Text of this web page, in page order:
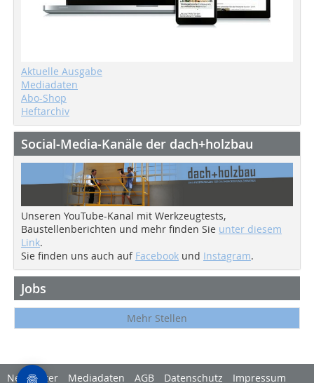
Aktuelle Ausgabe
Mediadaten
Abo-Shop
Heftarchiv
Social-Media-Kanäle der dach+holzbau
Unseren YouTube-Kanal mit Werkzeugtests,
Baustellenberichten und mehr finden Sie unter diesem
Link.
Sie finden uns auch auf Facebook und Instagram.
Jobs
Mehr Stellen
Newsletter Mediadaten AGB Datenschutz Impressum